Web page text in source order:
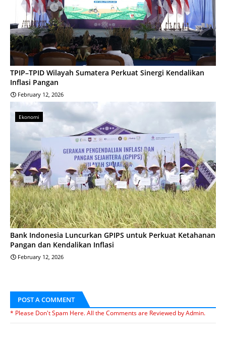
TPIP–TPID Wilayah Sumatera Perkuat Sinergi Kendalikan
Inflasi Pangan
February 12, 2026
Ekonomi
Bank Indonesia Luncurkan GPIPS untuk Perkuat Ketahanan
Pangan dan Kendalikan Inflasi
February 12, 2026
POST A COMMENT
* Please Don't Spam Here. All the Comments are Reviewed by Admin.